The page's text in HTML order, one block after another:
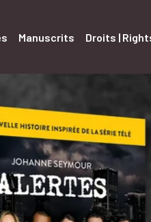
Manuscrits Droits |